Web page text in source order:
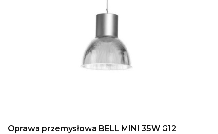
Oprawa przemysłowa BELL MINI 35W G12